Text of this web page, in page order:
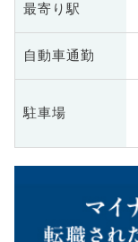
最寄り駅
自動車通勤
駐車場